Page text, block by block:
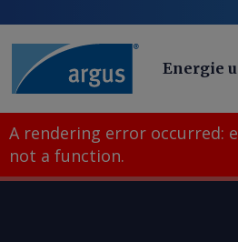
Energie
A rendering error occurred:
not a function.